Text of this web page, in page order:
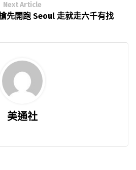
Next Article
先開跑 Seoul 走就走六千有找
美通社